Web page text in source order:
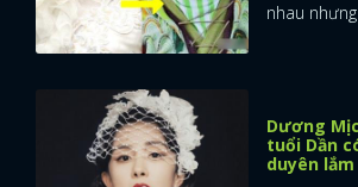
nhau
Dương
tuổi Dần
duyên